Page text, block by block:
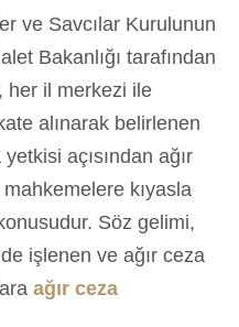
ve Savcılar Kurulunun
Bakanlığı tarafından
her il merkezi ile
alınarak belirlenen
açısından ağır
kıyasla
Söz gelimi,
işlenen ve ağır ceza
ağır ceza